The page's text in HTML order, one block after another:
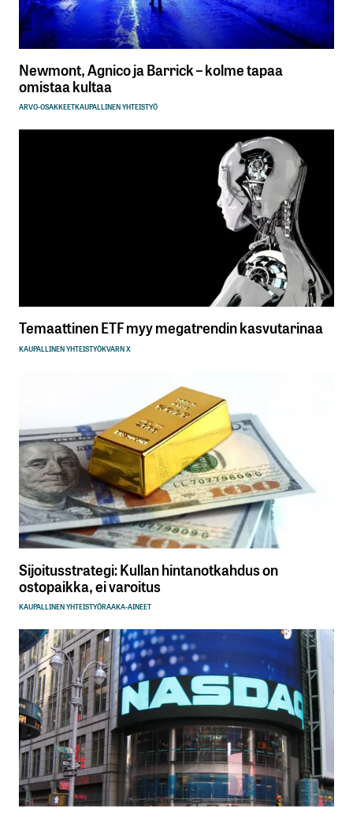
Newmont, Agnico ja Barrick – kolme tapaa
omistaa kultaa
ARVO-OSAKKEETKAUPALLINEN YHTEISTYÖ
Temaattinen ETF myy megatrendin kasvutarinaa
KAUPALLINEN YHTEISTYÖKVARN X
Sijoitusstrategi: Kullan hintanotkahdus on
ostopaikka, ei varoitus
KAUPALLINEN YHTEISTYÖRAAKA-AINEET